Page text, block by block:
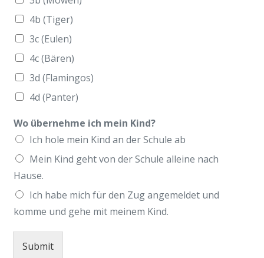
4b (Tiger)
3c (Eulen)
4c (Bären)
3d (Flamingos)
4d (Panter)
Wo übernehme ich mein Kind?
Ich hole mein Kind an der Schule ab
Mein Kind geht von der Schule alleine nach
Hause.
Ich habe mich für den Zug angemeldet und
komme und gehe mit meinem Kind.
Submit